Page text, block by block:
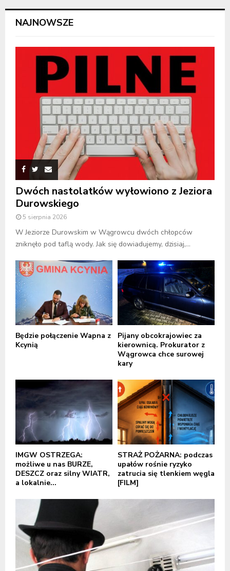
NAJNOWSZE
Dwóch nastolatków wyłowiono z Jeziora
Durowskiego
5 sierpnia 2026
W Jeziorze Durowskim w Wągrowcu dwóch chłopców
zniknęło pod taflą wody. Jak się dowiadujemy, dzisiaj,...
Będzie połączenie Wapna z
Kcynią
Pijany obcokrajowiec za
kierownicą. Prokurator z
Wągrowca chce surowej
kary
IMGW OSTRZEGA:
możliwe u nas BURZE,
DESZCZ oraz silny WIATR,
a lokalnie...
STRAŻ POŻARNA: podczas
upałów rośnie ryzyko
zatrucia się tlenkiem węgla
[FILM]